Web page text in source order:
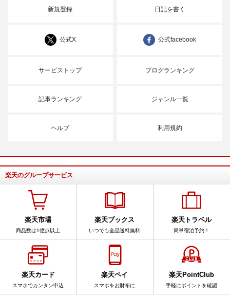
新規登録 日記を書く
公式X 公式facebook
サービストップ ブログランキング
記事ランキング ジャンル一覧
ヘルプ 利用規約
楽天のグループサービス
楽天市場
商品数は1億点以上
楽天ブックス
いつでも全品送料無料
楽天トラベル
簡単宿泊予約！
楽天カード
スマホでカンタン申込
楽天ペイ
スマホをお財布に
楽天PointClub
手軽にポイントを確認